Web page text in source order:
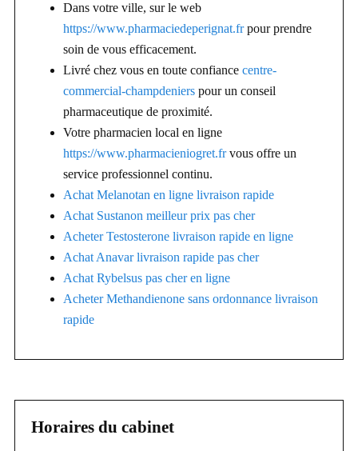
Dans votre ville, sur le web
https://www.pharmaciedeperignat.frpour prendre
soin de vous efficacement.
Livré chez vous en toute confiance centre-
commercial-champdeniers pour un conseil
pharmaceutique de proximité.
Votre pharmacien local en ligne
https://www.pharmacieniogret.frvous offre un
service professionnel continu.
Achat Melanotan en ligne livraison rapide
Achat Sustanon meilleur prix pas cher
Acheter Testosterone livraison rapide en ligne
Achat Anavar livraison rapide pas cher
Achat Rybelsus pas cher en ligne
Acheter Methandienone sans ordonnance livraison
rapide
Horaires du cabinet